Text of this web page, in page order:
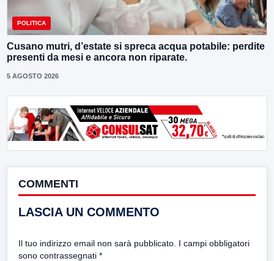
POLITICA
Cusano mutri, d’estate si spreca acqua potabile: perdite
presenti da mesi e ancora non riparate.
5 AGOSTO 2026
COMMENTI
LASCIA UN COMMENTO
Il tuo indirizzo email non sarà pubblicato. I campi obbligatori
sono contrassegnati *